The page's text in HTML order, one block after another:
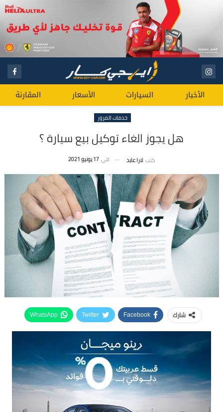
الأخبار السيارات الأسعار المقارنة
خدمات المرور
هل يجوز الغاء توكيل بيع سيارة ؟
كتب لارا عابد في 17 يونيو 2021
شارك Facebook
Twitter
WhatsApp